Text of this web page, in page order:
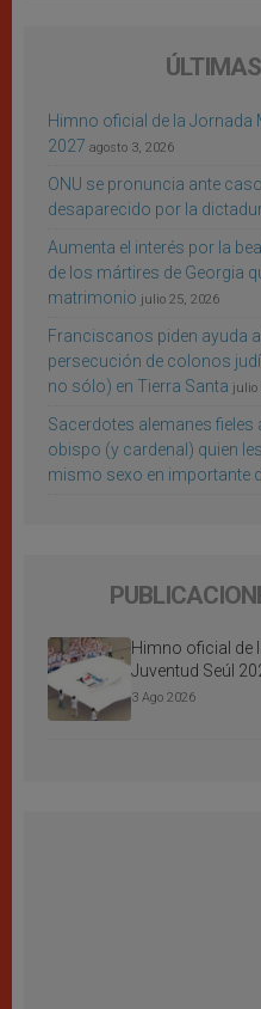
Himno oficial de la Jornada
2027 agosto 3, 2026
ONU se pronuncia ante
desaparecido por la
Aumenta el interés por la
de los mártires de Georgia
matrimonio julio 25, 2026
Franciscanos piden ayuda
persecución de colonos
no sólo) en Tierra Santa julio
Sacerdotes alemanes
obispo (y cardenal) quien
mismo sexo en importante
Himno oficial de
Juventud Seúl
3 Ago 2026